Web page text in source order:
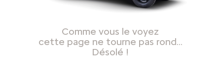
Comme vous le voyez
cette page ne tourne pas rond…
Désolé !